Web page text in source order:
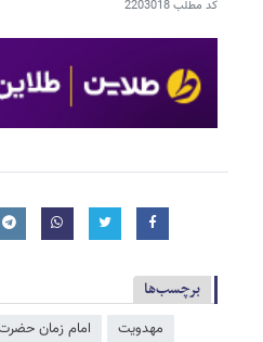
کد مطلب2203018
برچسب‌ها
مهدویت امام زمان